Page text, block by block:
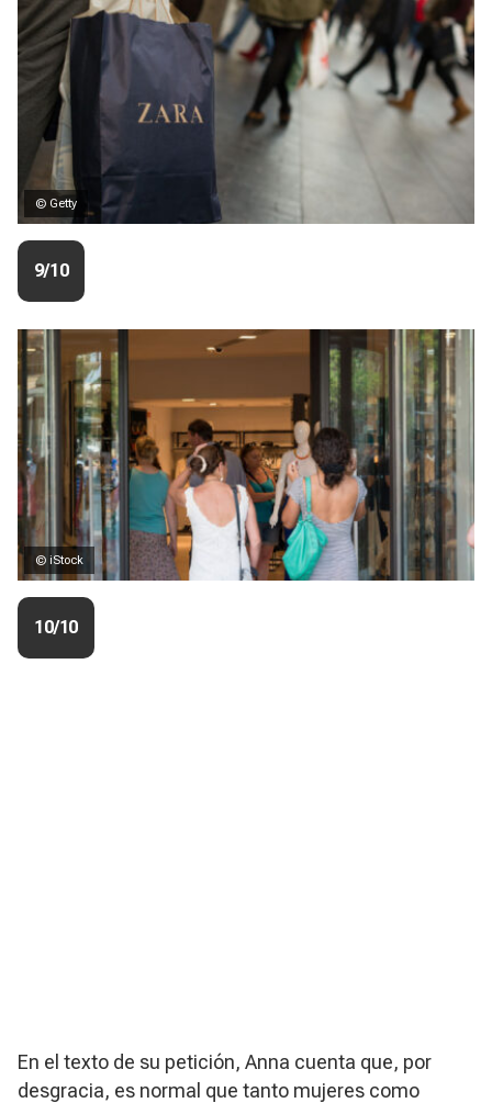
© Getty
9/10
© iStock
10/10
En el texto de su petición, Anna cuenta que, por
desgracia, es normal que tanto mujeres como